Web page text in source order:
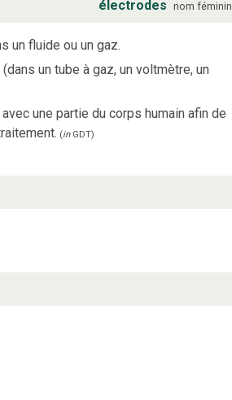
électrodes nom féminin
un fluide ou un gaz.
un tube à gaz, un voltmètre, un
une partie du corps humain afin de
(inGDT)